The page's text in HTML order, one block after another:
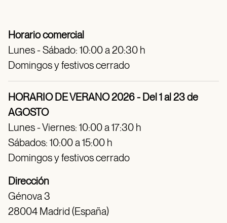
Horario comercial
Lunes - Sábado: 10:00 a 20:30 h
Domingos y festivos cerrado
HORARIO DE VERANO 2026 - Del 1 al 23 de
AGOSTO
Lunes - Viernes: 10:00 a 17:30 h
Sábados: 10:00 a 15:00 h
Domingos y festivos cerrado
Dirección
Génova 3
28004 Madrid (España)